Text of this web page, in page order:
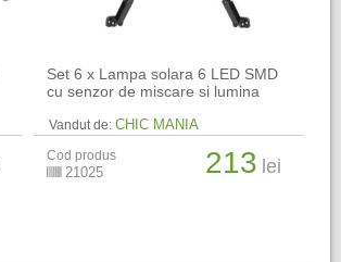
Set 6 x Lampa solara 6 LED SMD
cu senzor de miscare si lumina
Vandut de: CHIC MANIA
Cod produs
21025 213 lei